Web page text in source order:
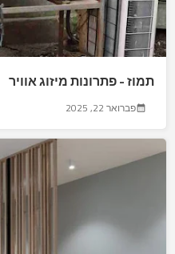
תמוז - פתרונות מיזוג אוויר
פברואר 22, 2025